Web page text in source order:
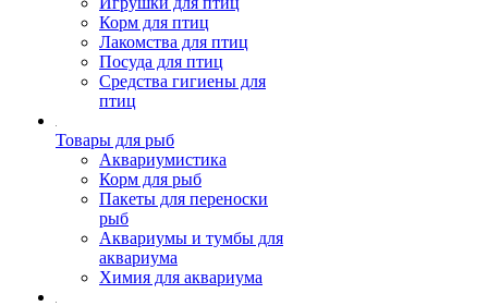
Корм для птиц
Лакомства для птиц
Посуда для птиц
Средства гигиены для
птиц
Товары для рыб
Аквариумистика
Корм для рыб
Пакеты для переноски
рыб
Аквариумы и тумбы для
аквариума
Химия для аквариума